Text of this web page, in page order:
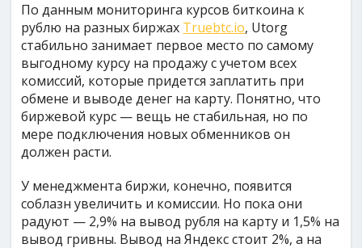
По данным мониторинга курсов биткоина к
рублю на разных биржах Truebtc.io, Utorg
стабильно занимает первое место по самому
выгодному курсу на продажу с учетом всех
комиссий, которые придется заплатить при
обмене и выводе денег на карту. Понятно, что
биржевой курс — вещь не стабильная, но по
мере подключения новых обменников он
должен расти.
У менеджмента биржи, конечно, появится
соблазн увеличить и комиссии. Но пока они
радуют — 2,9% на вывод рубля на карту и 1,5% на
вывод гривны. Вывод на Яндекс стоит 2%, а на